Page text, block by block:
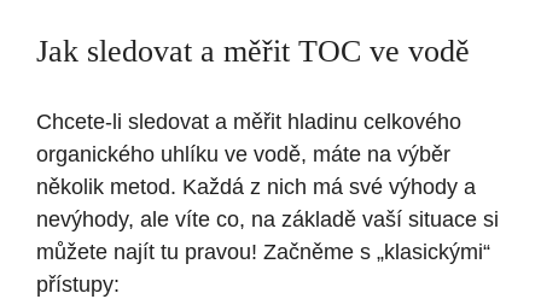
Jak sledovat a měřit ‍TOC ve vodě
Chcete-li sledovat a měřit hladinu⁤ celkového
organického uhlíku ve vodě, máte na​ výběr
několik metod. Každá z nich má své výhody a
nevýhody, ⁢ale víte co, na základě vaší situace si
můžete najít tu pravou! Začněme s „klasickými“
přístupy: